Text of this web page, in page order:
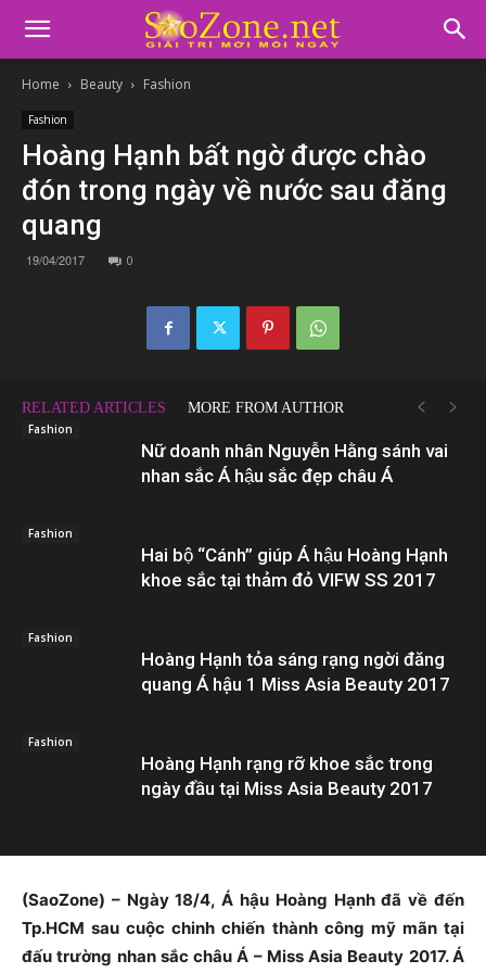
Home Beauty Fashion
Fashion
Hoàng Hạnh bất ngờ được chào
đón trong ngày về nước sau đăng
quang
19/04/2017 0
RELATED ARTICLES MORE FROM AUTHOR
Fashion
Nữ doanh nhân Nguyễn Hằng sánh vai
nhan sắc Á hậu sắc đẹp châu Á
Fashion
Hai bộ “Cánh” giúp Á hậu Hoàng Hạnh
khoe sắc tại thảm đỏ VIFW SS 2017
Fashion
Hoàng Hạnh tỏa sáng rạng ngời đăng
quang Á hậu 1 Miss Asia Beauty 2017
Fashion
Hoàng Hạnh rạng rỡ khoe sắc trong
ngày đầu tại Miss Asia Beauty 2017
(SaoZone) – Ngày 18/4, Á hậu Hoàng Hạnh đã về đến
Tp.HCM sau cuộc chinh chiến thành công mỹ mãn tại
đấu trường nhan sắc châu Á – Miss Asia Beauty 2017. Á